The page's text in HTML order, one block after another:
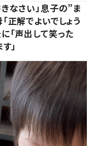
なさい」息子の”ま
解でよいでしょう
「声出して笑った
」